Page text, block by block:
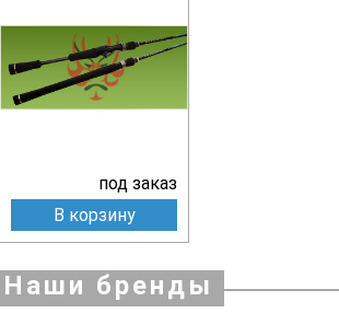
под заказ
В корзину
Наши бренды